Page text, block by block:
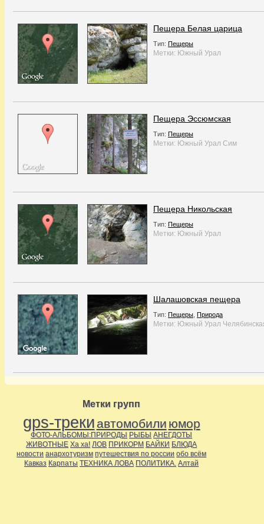
Пещера Белая царица
Тип: Пещеры
Метки: Южный Урал
Пещера Эссюмская
Тип: Пещеры
Метки: Южный Урал Сим
Пещера Никольская
Тип: Пещеры
Метки: Южный Урал
Шалашовская пещера
Тип: Пещеры Природа
Метки: Южный Урал
Метки групп
gps-треки автомобили юмор
ФОТО-АЛЬБОМЫ:ПРИРОДЫ РЫБЫ АНЕГДОТЫ
ЖИВОТНЫЕ Ха ха! ЛОВ ПРИКОРМ БАЙКИ БЛЮДА
новости анархотуризм путешествия по россии обо всём
Кавказ Карпаты ТЕХНИКА ЛОВА ПОЛИТИКА. Алтай